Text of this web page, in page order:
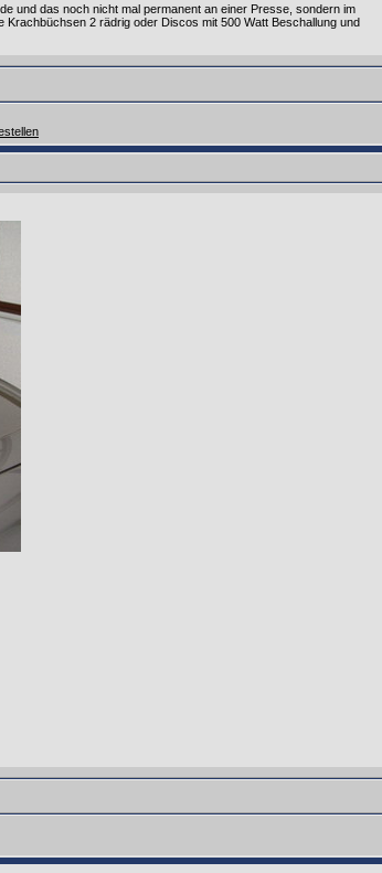
und das noch nicht mal permanent an einer Presse, sondern im
2 rädrig oder Discos mit 500 Watt Beschallung und